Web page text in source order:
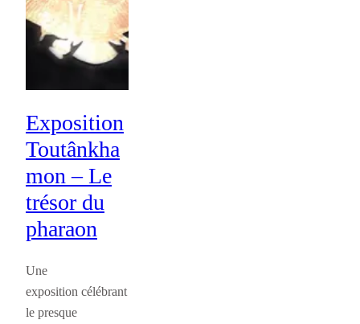
Exposition
Toutânkha
mon – Le
trésor du
pharaon
Une
exposition célébrant
le presque